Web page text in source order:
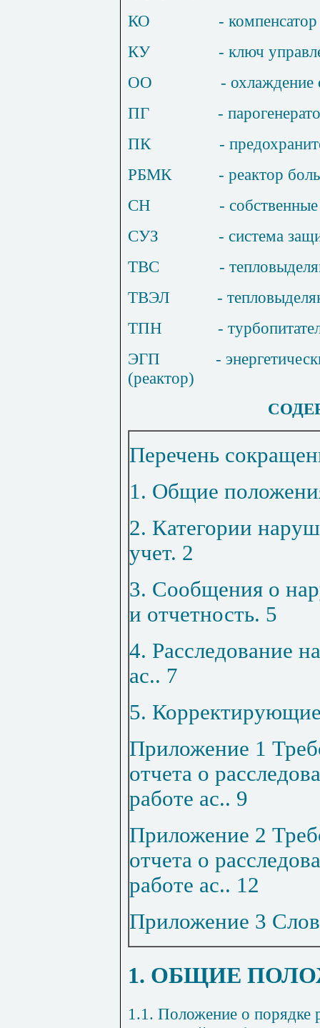
КО
-
КУ
- ключ
ОО
- охлаждение
ПГ
-
ПК
-
РБМК
- реактор
СН
-
СУЗ
- система
ТВС
-
ТВЭЛ
-
ТПН
-
ЭГП
-
(реактор)
Перечень
1. Общие
2. Категории
учет. 2
3. Сообщения о
и отчетность. 5
4. Расследование
ас.. 7
5.
Приложение 1
отчета о
работе ас.. 9
Приложение 2
отчета о
работе ас.. 12
Приложение 3
1. ОБЩИЕ
1.1. Положение о порядке